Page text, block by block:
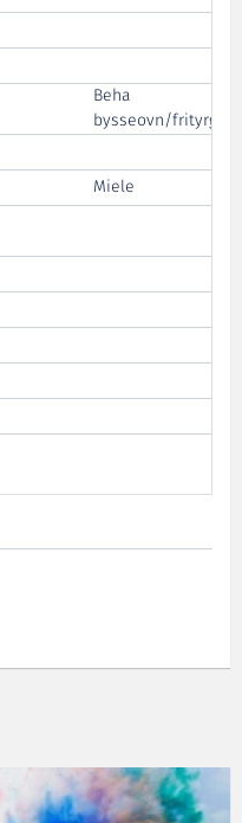
Beha
bysseovn/
Miele